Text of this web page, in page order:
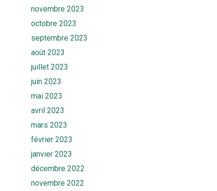
novembre 2023
octobre 2023
septembre 2023
août 2023
juillet 2023
juin 2023
mai 2023
avril 2023
mars 2023
février 2023
janvier 2023
décembre 2022
novembre 2022